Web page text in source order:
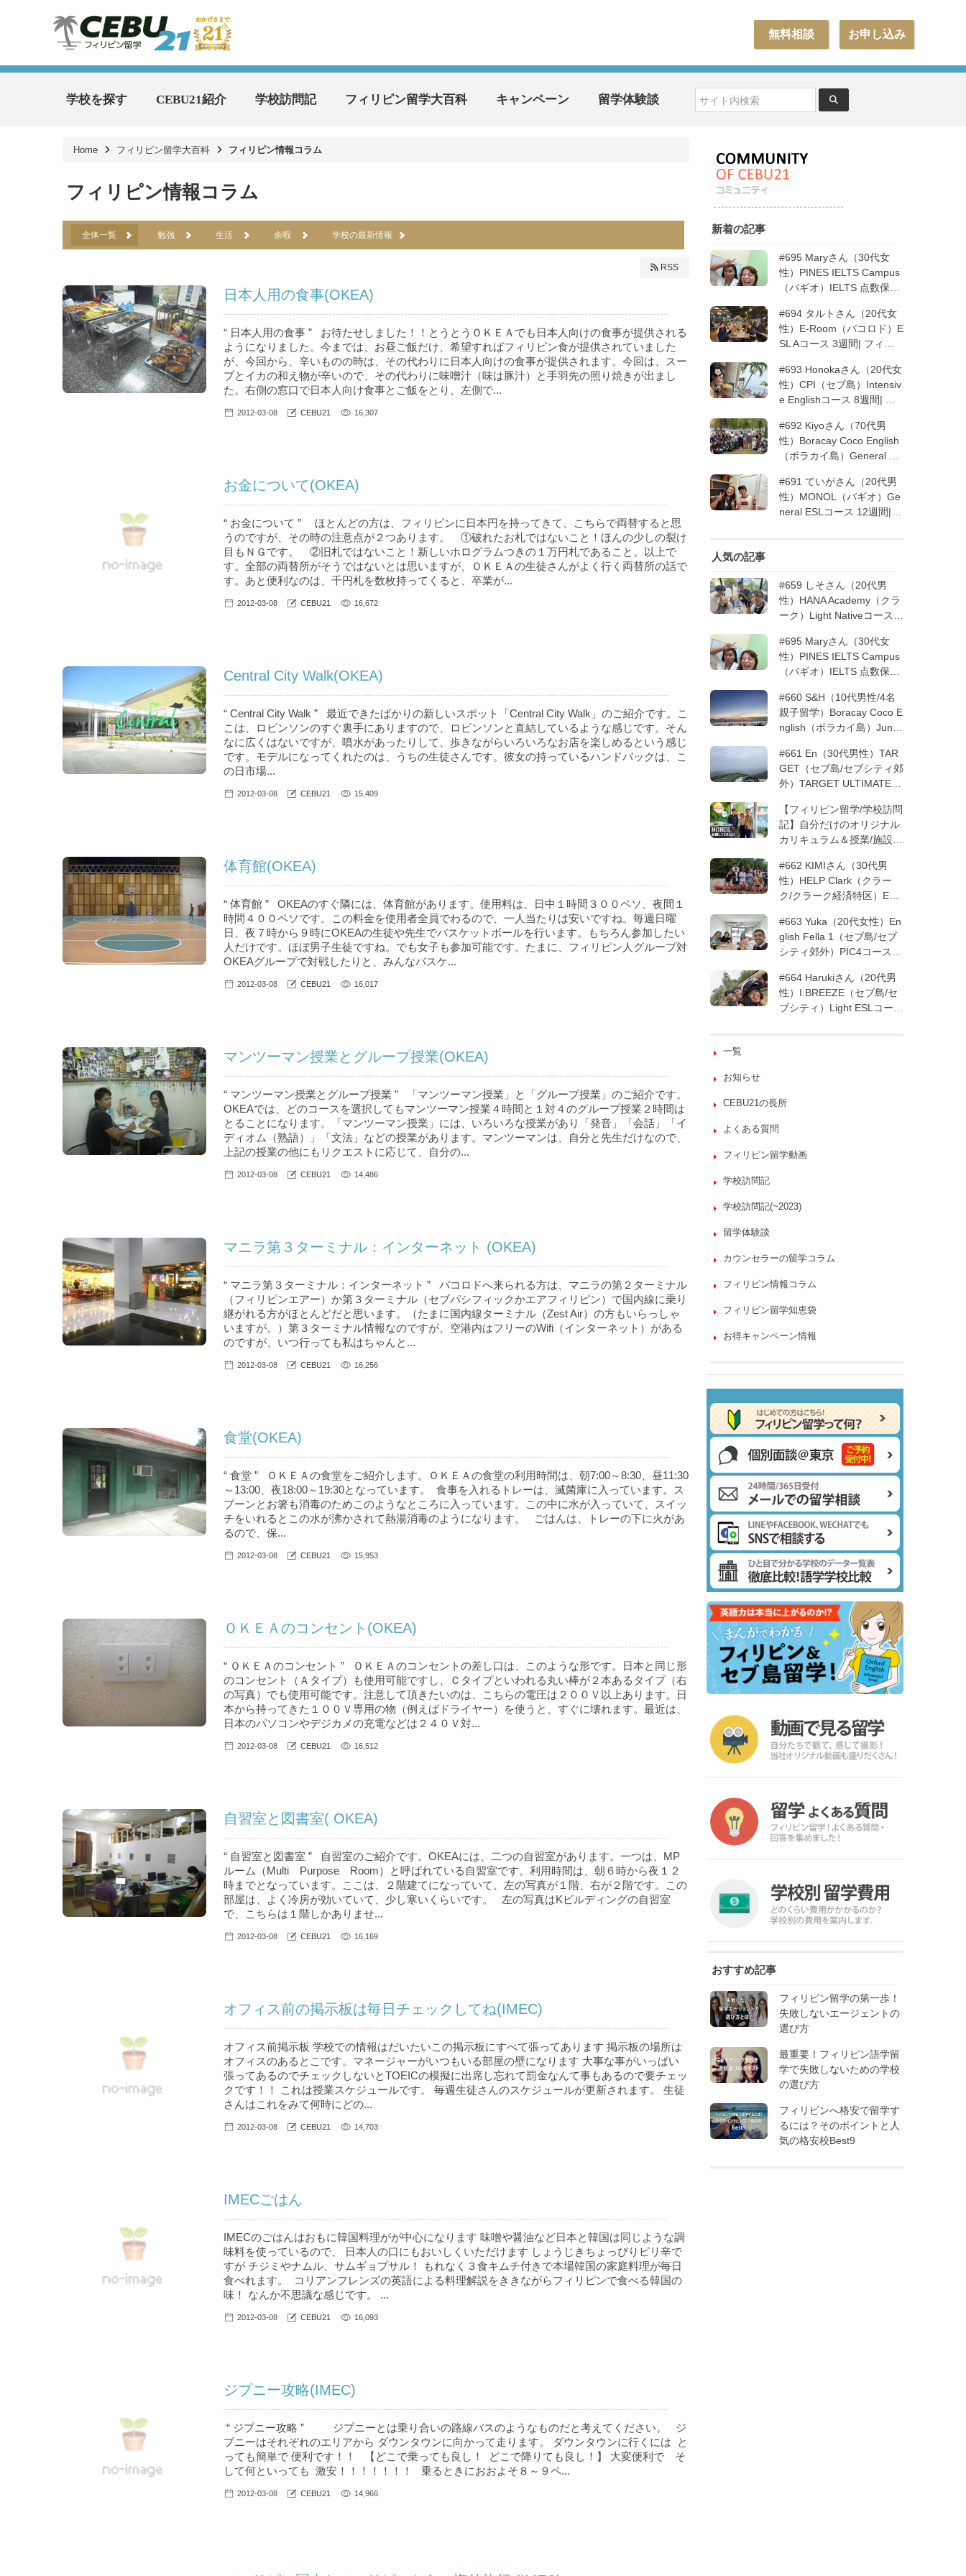
お申し込み
無料相談
学校を探す CEBU21紹介 学校訪問記 フィリピン留学大百科 キャンペーン 留学体験談
Home フィリピン留学大百科 フィリピン情報コラム
フィリピン情報コラム
全体一覧 勉強 生活 余暇 学校の最新情報
RSS
日本人用の食事(OKEA)
“ 日本人用の食事 ” お待たせしました！！とうとうＯＫＥＡでも日本人向けの食事が提供される
ようになりました。今までは、お昼ご飯だけ、希望すればフィリピン食が提供されていました
が、今回から、辛いものの時は、その代わりに日本人向けの食事が提供されます。今回は、スー
プとイカの和え物が辛いので、その代わりに味噌汁（味は豚汁）と手羽先の照り焼きが出まし
た。右側の窓口で日本人向け食事とご飯をとり、左側で...
2012-03-08 CEBU21 16,307
お金について(OKEA)
“ お金について ” ほとんどの方は、フィリピンに日本円を持ってきて、こちらで両替すると思
うのですが、その時の注意点が２つあります。 ①破れたお札ではないこと！ほんの少しの裂け
目もＮＧです。 ②旧札ではないこと！新しいホログラムつきの１万円札であること。以上で
す。全部の両替所がそうではないとは思いますが、ＯＫＥＡの生徒さんがよく行く両替所の話で
す。あと便利なのは、千円札を数枚持ってくると、卒業が...
2012-03-08 CEBU21 16,672
Central City Walk(OKEA)
“ Central City Walk ” 最近できたばかりの新しいスポット「Central City Walk」のご紹介です。こ
こは、ロビンソンのすぐ裏手にありますので、ロビンソンと直結しているような感じです。そん
なに広くはないですが、噴水があったりして、歩きながらいろいろなお店を楽しめるという感じ
です。モデルになってくれたのは、うちの生徒さんです。彼女の持っているハンドバックは、こ
の日市場...
2012-03-08 CEBU21 15,409
体育館(OKEA)
“ 体育館 ” OKEAのすぐ隣には、体育館があります。使用料は、日中１時間３００ペソ、夜間１
時間４００ペソです。この料金を使用者全員でわるので、一人当たりは安いですね。毎週日曜
日、夜７時から９時にOKEAの生徒や先生でバスケットボールを行います。もちろん参加したい
人だけです。ほぼ男子生徒ですね。でも女子も参加可能です。たまに、フィリピン人グループ対
OKEAグループで対戦したりと、みんなバスケ...
2012-03-08 CEBU21 16,017
マンツーマン授業とグループ授業(OKEA)
“ マンツーマン授業とグループ授業 ” 「マンツーマン授業」と「グループ授業」のご紹介です。
OKEAでは、どのコースを選択してもマンツーマン授業４時間と１対４のグループ授業２時間は
とることになります。「マンツーマン授業」には、いろいろな授業があり「発音」「会話」「イ
ディオム（熟語）」「文法」などの授業があります。マンツーマンは、自分と先生だけなので、
上記の授業の他にもリクエストに応じて、自分の...
2012-03-08 CEBU21 14,486
マニラ第３ターミナル：インターネット (OKEA)
“ マニラ第３ターミナル：インターネット ” バコロドへ来られる方は、マニラの第２ターミナル
（フィリピンエアー）か第３ターミナル（セブパシフィックかエアフィリピン）で国内線に乗り
継がれる方がほとんどだと思います。（たまに国内線ターミナル（Zest Air）の方もいらっしゃ
いますが。）第３ターミナル情報なのですが、空港内はフリーのWifi（インターネット）がある
のですが、いつ行っても私はちゃんと...
2012-03-08 CEBU21 16,256
食堂(OKEA)
“ 食堂 ” ＯＫＥＡの食堂をご紹介します。ＯＫＥＡの食堂の利用時間は、朝7:00～8:30、昼11:30
～13:00、夜18:00～19:30となっています。 食事を入れるトレーは、滅菌庫に入っています。ス
プーンとお箸も消毒のためこのようなところに入っています。この中に水が入っていて、スイッ
チをいれるとこの水が沸かされて熱湯消毒のようになります。 ごはんは、トレーの下に火があ
るので、保...
2012-03-08 CEBU21 15,953
ＯＫＥＡのコンセント(OKEA)
“ ＯＫＥＡのコンセント ” ＯＫＥＡのコンセントの差し口は、このような形です。日本と同じ形
のコンセント（Ａタイプ）も使用可能ですし、Ｃタイプといわれる丸い棒が２本あるタイプ（右
の写真）でも使用可能です。注意して頂きたいのは、こちらの電圧は２００Ｖ以上あります。日
本から持ってきた１００Ｖ専用の物（例えばドライヤー）を使うと、すぐに壊れます。最近は、
日本のパソコンやデジカメの充電などは２４０Ｖ対...
2012-03-08 CEBU21 16,512
自習室と図書室( OKEA)
“ 自習室と図書室 ” 自習室のご紹介です。OKEAには、二つの自習室があります。一つは、MP
ルーム（Multi Purpose Room）と呼ばれている自習室です。利用時間は、朝６時から夜１２
時までとなっています。ここは、２階建てになっていて、左の写真が１階、右が２階です。この
部屋は、よく冷房が効いていて、少し寒いくらいです。 左の写真はKビルディングの自習室
で、こちらは１階しかありませ...
2012-03-08 CEBU21 16,169
オフィス前の掲示板は毎日チェックしてね(IMEC)
オフィス前掲示板 学校での情報はだいたいこの掲示板にすべて張ってあります 掲示板の場所は
オフィスのあるとこです。マネージャーがいつもいる部屋の壁になります 大事な事がいっぱい
張ってあるのでチェックしないとTOEICの模擬に出席し忘れて罰金なんて事もあるので要チェッ
クです！！ これは授業スケジュールです。 毎週生徒さんのスケジュールが更新されます。 生徒
さんはこれをみて何時にどの...
2012-03-08 CEBU21 14,703
IMECごはん
IMECのごはんはおもに韓国料理がが中心になります 味噌や醤油など日本と韓国は同じような調
味料を使っているので、 日本人の口にもおいしくいただけます しょうじきちょっぴりピリ辛で
すが チジミやナムル、サムギョプサル！ もれなく３食キムチ付きで本場韓国の家庭料理が毎日
食べれます。 コリアンフレンズの英語による料理解説をききながらフィリピンで食べる韓国の
味！ なんか不思議な感じです。 ...
2012-03-08 CEBU21 16,093
ジプニー攻略(IMEC)
“ ジプニー攻略 ” ジプニーとは乗り合いの路線バスのようなものだと考えてください。 ジ
プニーはそれぞれのエリアから ダウンタウンに向かって走ります。 ダウンタウンに行くには と
っても簡単で 便利です！！ 【どこで乗っても良し！ どこで降りても良し！】 大変便利で そ
して何といっても 激安！！！！！！！ 乗るときにおおよそ８～９ペ...
2012-03-08 CEBU21 14,966
新着の記事
#695 Maryさん（30代女
性）PINES IELTS Campus
（バギオ）IELTS 点数保証
#694 タルトさん（20代女
性）E-Room（バコロド）E
SL Aコース 3週間| フィリ
#693 Honokaさん（20代女
性）CPI（セブ島）Intensiv
e Englishコース 8週間| フ
#692 Kiyoさん（70代男
性）Boracay Coco English
（ボラカイ島）General En
ピン留学5回目リピータ
ー）| フィリピン留学
#691 ていがさん（20代男
性）MONOL（バギオ）Ge
neral ESLコース 12週間|
人気の記事
#659 しそさん（20代男
性）HANA Academy（クラ
ーク）Light Nativeコース 4
#695 Maryさん（30代女
性）PINES IELTS Campus
（バギオ）IELTS 点数保証
#660 S&H（10代男性/4名
親子留学）Boracay Coco E
nglish（ボラカイ島）Junio
ン留学
#661 En（30代男性）TAR
GET（セブ島/セブシティ郊
外）TARGET ULTIMATE 8
留学
【フィリピン留学/学校訪問
記】自分だけのオリジナル
カリキュラム＆授業/施設の
─MONOLを徹底取材！
#662 KIMIさん（30代男
性）HELP Clark（クラー
ク/クラーク経済特区）ESL
オの他校に転校 | フィリピ
ン留学
#663 Yuka（20代女性）En
glish Fella 1（セブ島/セブ
シティ郊外）PIC4コース 8
#664 Harukiさん（20代男
性）I.BREEZE（セブ島/セ
ブシティ）Light ESLコース
一覧
お知らせ
CEBU21の長所
よくある質問
フィリピン留学動画
学校訪問記
学校訪問記(~2023)
留学体験談
カウンセラーの留学コラム
フィリピン情報コラム
フィリピン留学知恵袋
お得キャンペーン情報
おすすめ記事
フィリピン留学の第一歩！
失敗しないエージェントの
選び方
最重要！フィリピン語学留
学で失敗しないための学校
の選び方
フィリピンへ格安で留学す
るには？そのポイントと人
気の格安校Best9